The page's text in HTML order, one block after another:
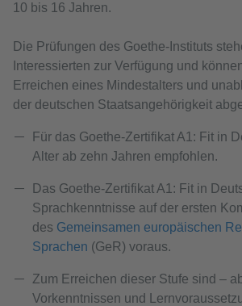
10 bis 16 Jahren.
Die Prüfungen des Goethe-Instituts
Interessierten zur Verfügung und
Erreichen eines Mindestalters und
der deutschen Staatsangehörigkeit
Für das Goethe-Zertifikat A1: Fit in
Alter ab zehn Jahren empfohlen.
Das Goethe-Zertifikat A1: Fit in
Sprachkenntnisse auf der ersten
des Gemeinsamen europäischen
Sprachen (GeR) voraus.
Zum Erreichen dieser Stufe sind –
Vorkenntnissen und